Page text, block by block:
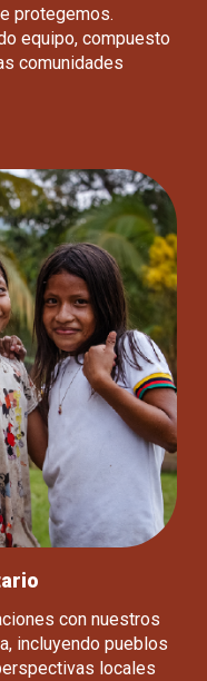
protegemos.
equipo, compuesto
comunidades
con nuestros
incluyendo pueblos
locales